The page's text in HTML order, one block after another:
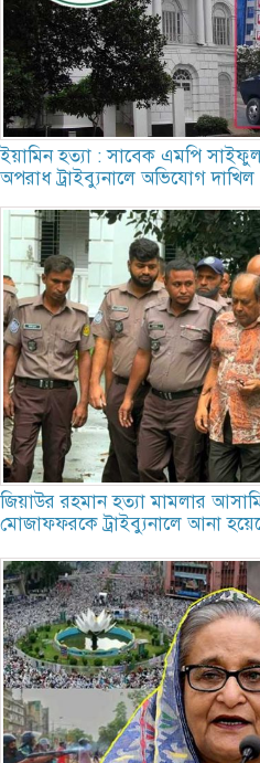
ইয়ামিন হত্যা : সাবেক এমপি
অপরাধ ট্রাইব্যুনালে অভিযোগ দাখিল
জিয়াউর রহমান হত্যা মামলার
মোজাফফরকে ট্রাইব্যুনালে আনা